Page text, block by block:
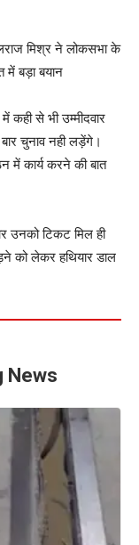
मिश्र ने लोकसभा के
बड़ा बयान
से भी उम्मीदवार
चुनाव नही लड़ेंगे।
में कार्य करने की बात
उनको टिकट मिल ही
को लेकर हथियार डाल
News